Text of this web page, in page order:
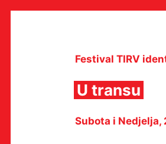
Festival TIRV
U transu
Subota i Nedjelja,